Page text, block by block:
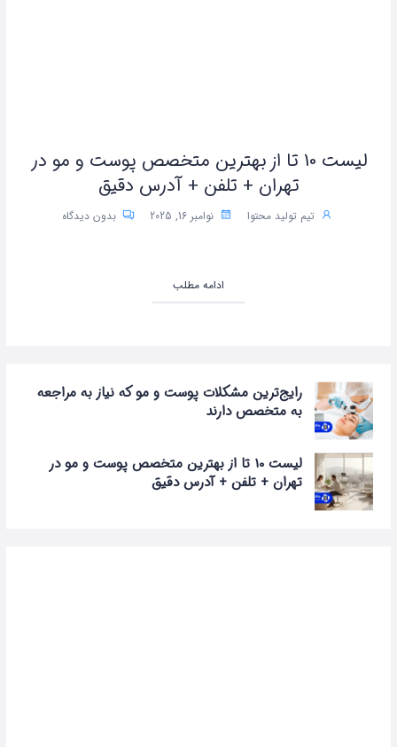
لیست 10 تا از بهترین متخصص پوست و مو در
تهران + تلفن + آدرس دقیق
تیم تولید محتوا نوامبر 16, 2025 بدون دیدگاه
ادامه مطلب
رایج‌ترین مشکلات پوست و مو که نیاز به مراجعه
به متخصص دارند
لیست 10 تا از بهترین متخصص پوست و مو در
تهران + تلفن + آدرس دقیق